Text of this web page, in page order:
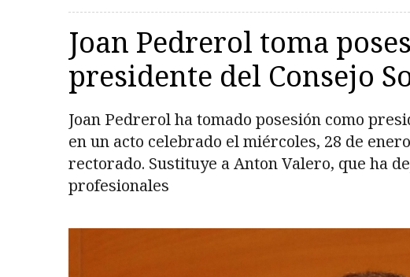
Joan Pedrerol toma
presidente del Consejo
Joan Pedrerol ha tomado posesión como
en un acto celebrado el miércoles, 28 de
rectorado. Sustituye a Anton Valero, que ha
profesionales